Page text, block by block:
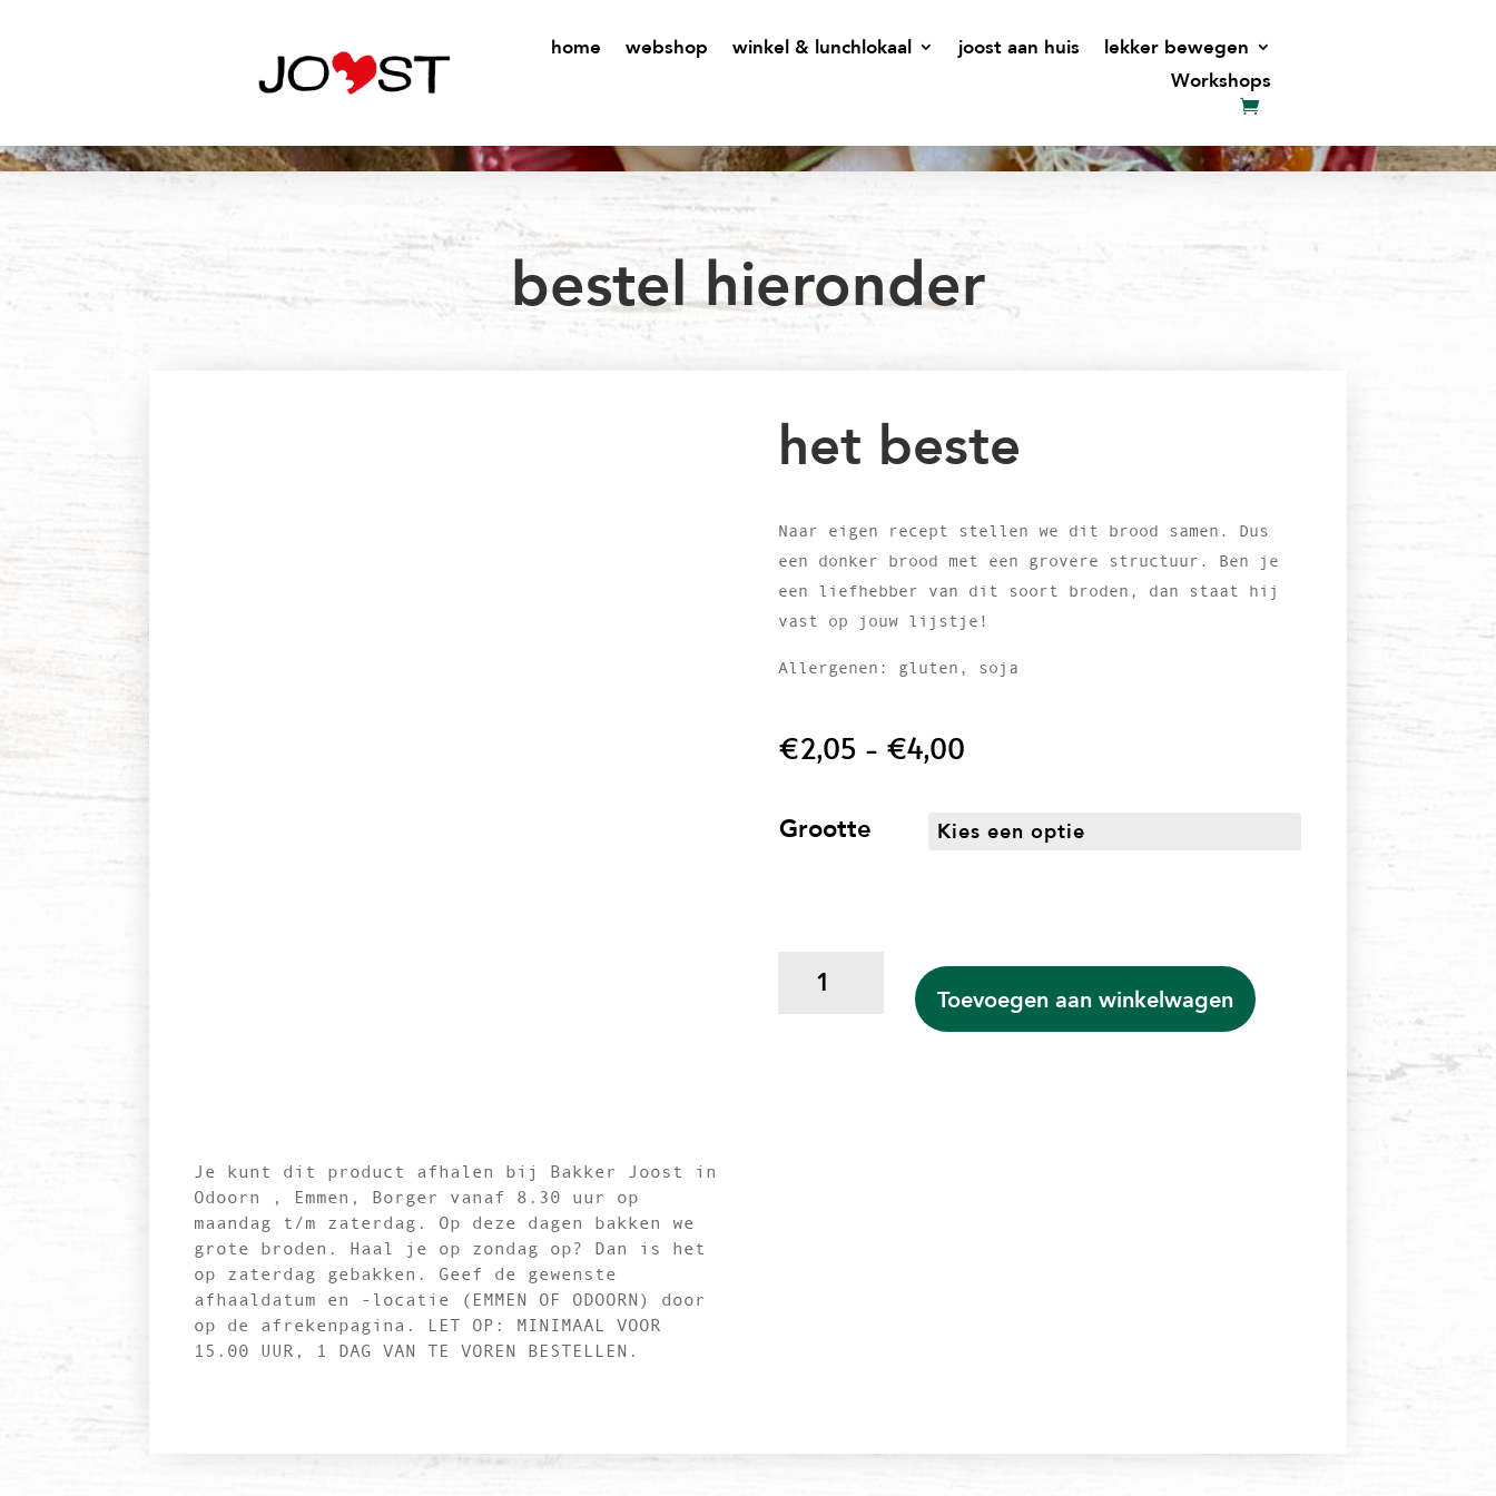
home webshop winkel & lunchlokaal joost aan huis
lekker bewegen
Workshops
bestel hieronder
Je kunt dit product afhalen bij Bakker Joost in
Odoorn , Emmen, Borger vanaf 8.30 uur op
maandag t/m zaterdag. Op deze dagen bakken we
grote broden. Haal je op zondag op? Dan is het
op zaterdag gebakken. Geef de gewenste
afhaaldatum en -locatie (EMMEN OF ODOORN) door
op de afrekenpagina. LET OP: MINIMAAL VOOR
15.00 UUR, 1 DAG VAN TE VOREN BESTELLEN.
het beste
Naar eigen recept stellen we dit brood samen. Dus
een donker brood met een grovere structuur. Ben je
een liefhebber van dit soort broden, dan staat hij
vast op jouw lijstje!
Allergenen: gluten, soja
€2,05 - €4,00
€4,00
Grootte
Beste
Toevoegen aan winkelwagen